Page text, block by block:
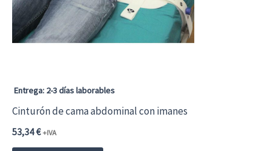
Entrega: 2-3 días laborables
Cinturón de cama abdominal con imanes
53,34€ +IVA